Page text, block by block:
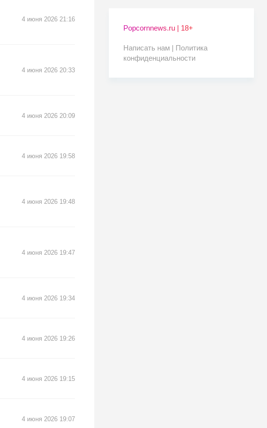
4 июня 2026 21:16
4 июня 2026 20:33
4 июня 2026 20:09
4 июня 2026 19:58
4 июня 2026 19:48
4 июня 2026 19:47
4 июня 2026 19:34
4 июня 2026 19:26
4 июня 2026 19:15
4 июня 2026 19:07
Popcornnews.ru | 18+
Написать нам | Политика
конфиденциальности